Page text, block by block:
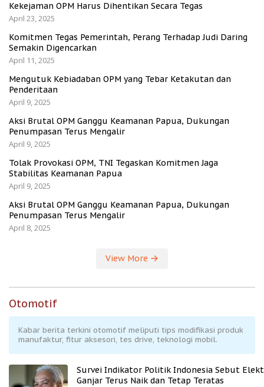
Kekejaman OPM Harus Dihentikan Secara Tegas
April 23, 2025
Komitmen Tegas Pemerintah, Perang Terhadap Judi Daring
Semakin Digencarkan
April 11, 2025
Mengutuk Kebiadaban OPM yang Tebar Ketakutan dan
Penderitaan
April 9, 2025
Aksi Brutal OPM Ganggu Keamanan Papua, Dukungan
Penumpasan Terus Mengalir
April 9, 2025
Tolak Provokasi OPM, TNI Tegaskan Komitmen Jaga
Stabilitas Keamanan Papua
April 9, 2025
Aksi Brutal OPM Ganggu Keamanan Papua, Dukungan
Penumpasan Terus Mengalir
April 8, 2025
View More
Otomotif
Kabar berita terkini otomotif meliputi tips modifikasi produk
manufaktur, fitur aksesori, tes drive, teknologi mobil.
Survei Indikator Politik Indonesia Sebut
Ganjar Terus Naik dan Tetap Teratas